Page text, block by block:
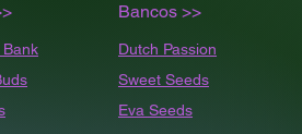
Bancos >>
Dutch Passion
Sweet Seeds
Eva Seeds